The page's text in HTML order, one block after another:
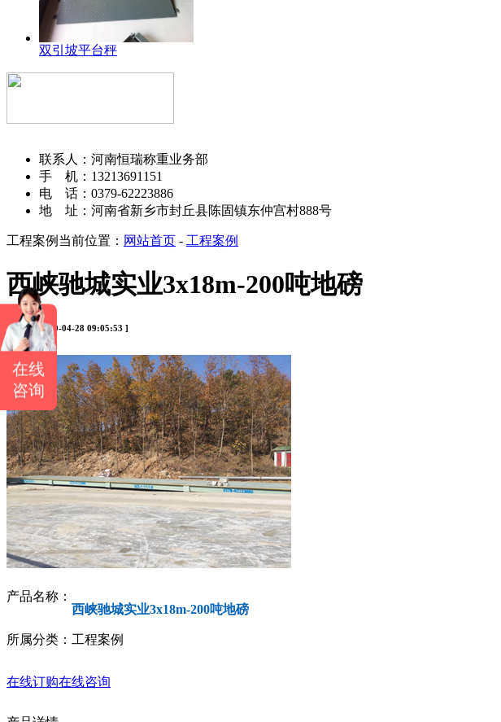
双引坡平台秤
联系人：河南恒瑞称重业务部
手 机：13213691151
电 话：0379-62223886
地 址：河南省新乡市封丘县陈固镇东仲宫村888号
工程案例 当前位置： 网站首页 - 工程案例
西峡驰城实业3x18m-200吨地磅
[ 时间：2020-04-28 09:05:53 ]
产品名称：
西峡驰城实业3x18m-200吨地磅
所属分类：工程案例
在线订购在线咨询
在线
咨询